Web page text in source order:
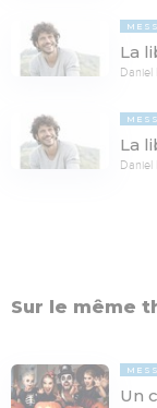
La
Daniel
La
Daniel
Sur le même
Un